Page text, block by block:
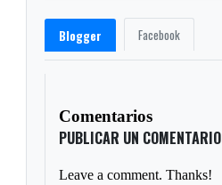
Blogger Facebook
Comentarios
PUBLICAR UN COMENTARIO
Leave a comment. Thanks!